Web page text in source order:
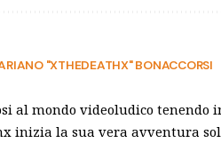
"XTHEDEATHX" BONACCORSI
al mondo videoludico tenendo
inizia la sua vera avventura